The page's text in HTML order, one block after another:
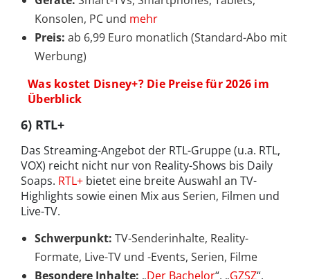
Konsolen, PC und mehr
Preis: ab 6,99 Euro monatlich (Standard-Abo mit
Werbung)
Was kostet Disney+? Die Preise für 2026 im
Überblick
6) RTL+
Das Streaming-Angebot der RTL-Gruppe (u.a. RTL,
VOX) reicht nicht nur von Reality-Shows bis Daily
Soaps. RTL+ bietet eine breite Auswahl an TV-
Highlights sowie einen Mix aus Serien, Filmen und
Live-TV.
Schwerpunkt: TV-Senderinhalte, Reality-
Formate, Live-TV und -Events, Serien, Filme
Besondere Inhalte: „Der Bachelor“, „GZSZ“,